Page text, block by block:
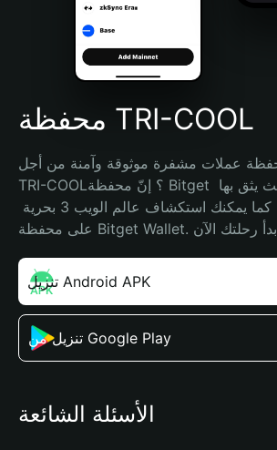
Português (Brasil)
Español (Argentina)
محفظة TRI-COOL
عملات مشفرة موثوقة وآمنة من أجل
TRI-COOL؟ إنّ محفظة Bitget خيارك الأفضل. حيث يثق بها
تنزيل Android APK
تنزيل من Google Play
الأسئلة الشائعة